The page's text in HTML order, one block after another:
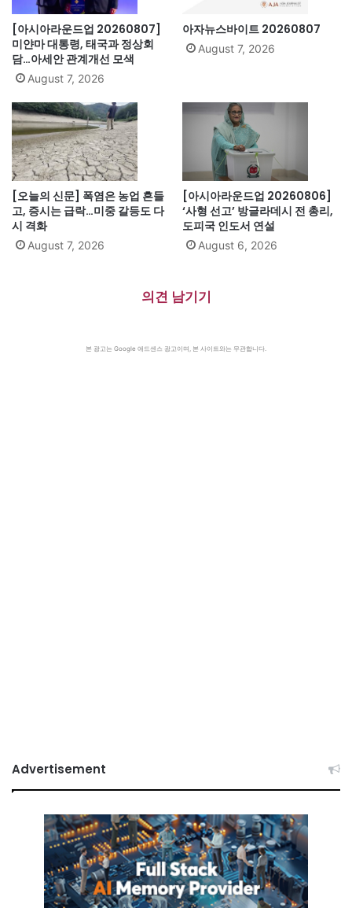
[아시아라운드업 20260807]
미얀마 대통령, 태국과 정상회
담…아세안 관계개선 모색
August 7, 2026
아자뉴스바이트 20260807
August 7, 2026
[오늘의 신문] 폭염은 농업 흔들
고, 증시는 급락…미중 갈등도 다
시 격화
August 7, 2026
[아시아라운드업 20260806]
‘사형 선고’ 방글라데시 전 총리,
도피국 인도서 연설
August 6, 2026
의견 남기기
본 광고는 Google 애드센스 광고이며, 본 사이트와는 무관합니다.
Advertisement